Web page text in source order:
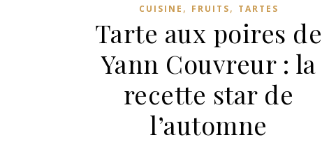
CUISINE , FRUITS, TARTES
Tarte aux poires de
Yann Couvreur : la
recette star de
l’automne